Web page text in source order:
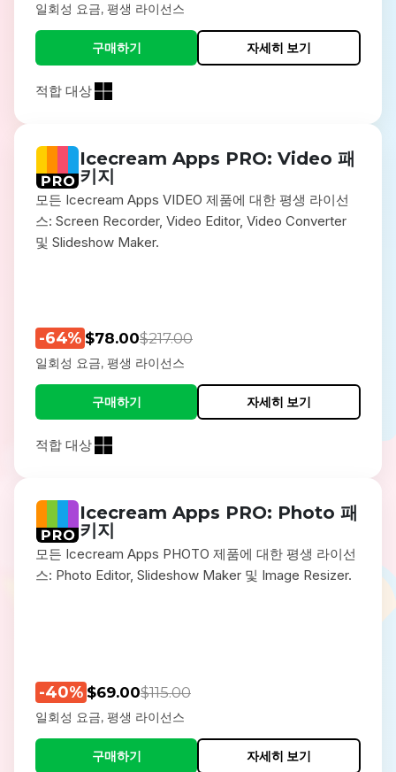
일회성 요금, 평생 라이선스
구매하기 자세히 보기
적합 대상
Icecream Apps PRO: Video 패
키지
모든 Icecream Apps VIDEO 제품에 대한 평생 라이선
스: Screen Recorder, Video Editor, Video Converter
및 Slideshow Maker.
-64% $78.00$217.00
일회성 요금, 평생 라이선스
구매하기 자세히 보기
적합 대상
Icecream Apps PRO: Photo 패
키지
모든 Icecream Apps PHOTO 제품에 대한 평생 라이선
스: Photo Editor, Slideshow Maker 및 Image Resizer.
-40% $69.00$115.00
일회성 요금, 평생 라이선스
구매하기 자세히 보기